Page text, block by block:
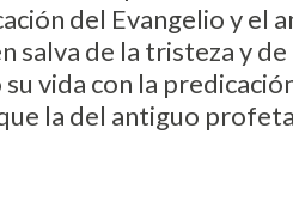
del Evangelio y el
salva de la tristeza y
vida con la
la del antiguo